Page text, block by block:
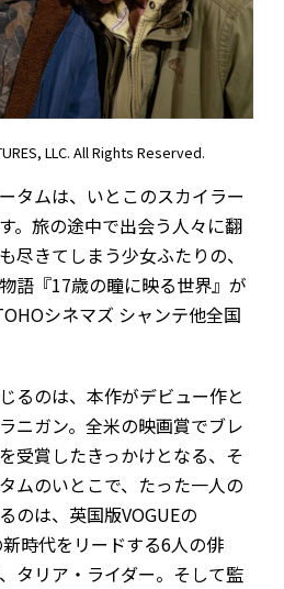
LLC. All Rights Reserved.
タムは、いとこのスカイラー
。旅の途中で出会う人々に翻
尽きてしまう少女ふたりの、
語『17歳の瞳に映る世界』が
シネマズ シャンテ他全国
るのは、本作がデビュー作と
ニガン。全米の映画賞でブレ
受賞したきっかけとなる、そ
ムのいとこで、たった一人の
のは、英国版VOGUEの
新時代をリードする6人の俳
タリア・ライダー。そして監